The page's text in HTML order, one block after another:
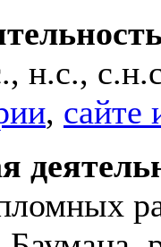
н.с.,
, сайте